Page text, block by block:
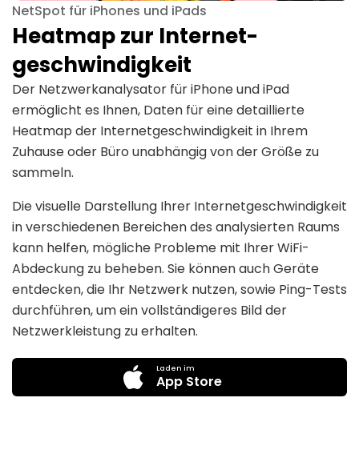
NetSpot für iPhones und iPads
Heatmap zur Internet-
geschwindigkeit
Der Netzwerkanalysator für iPhone und iPad
ermöglicht es Ihnen, Daten für eine detaillierte
Heatmap der Internetgeschwindigkeit in Ihrem
Zuhause oder Büro unabhängig von der Größe zu
sammeln.
Die visuelle Darstellung Ihrer Internetgeschwindigkeit
in verschiedenen Bereichen des analysierten Raums
kann helfen, mögliche Probleme mit Ihrer WiFi-
Abdeckung zu beheben. Sie können auch Geräte
entdecken, die Ihr Netzwerk nutzen, sowie Ping-Tests
durchführen, um ein vollständigeres Bild der
Netzwerkleistung zu erhalten.
Laden im
App Store